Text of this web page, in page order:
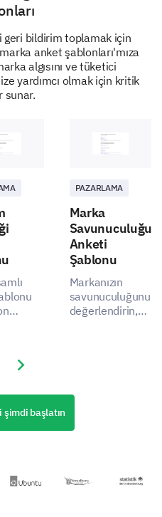
geri bildirim toplamak için
anket şablonları'mıza
algısını ve tüketici
yardımcı olmak için kritik
sunar.
PAZARLAMA
Marka
Savunuculuğu
Anketi
Şablonu
Markanızın
savunuculuğunu
değerlendirin,
şablonla
slide
Next slide
başlatın